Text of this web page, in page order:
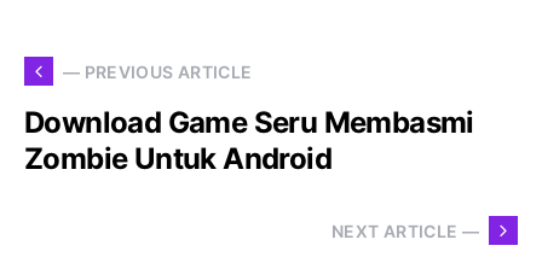
— PREVIOUS ARTICLE
Download Game Seru Membasmi
Zombie Untuk Android
NEXT ARTICLE —